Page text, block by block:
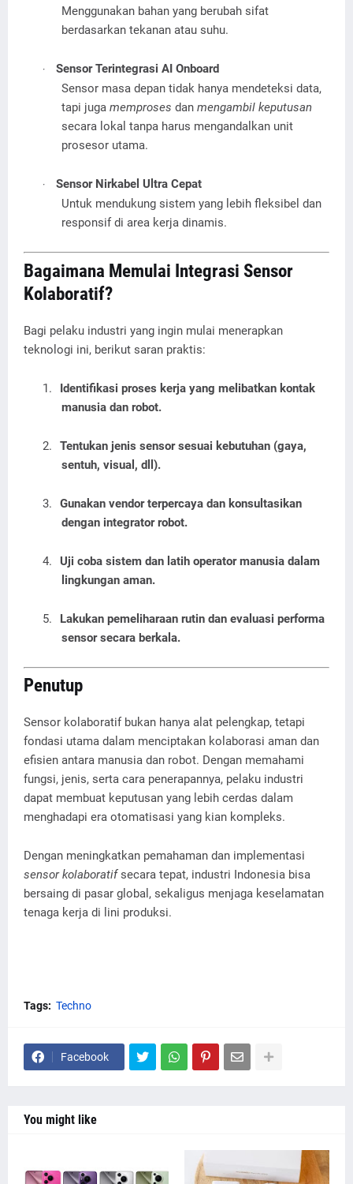
Menggunakan bahan yang berubah sifat
berdasarkan tekanan atau suhu.
·
Sensor Terintegrasi AI Onboard
Sensor masa depan tidak hanya mendeteksi data,
tapi juga memproses dan mengambil keputusan
secara lokal tanpa harus mengandalkan unit
prosesor utama.
·
Sensor Nirkabel Ultra Cepat
Untuk mendukung sistem yang lebih fleksibel dan
responsif di area kerja dinamis.
Bagaimana Memulai Integrasi Sensor
Kolaboratif?
Bagi pelaku industri yang ingin mulai menerapkan
teknologi ini, berikut saran praktis:
1.
Identifikasi proses kerja yang melibatkan kontak
manusia dan robot.
2.
Tentukan jenis sensor sesuai kebutuhan (gaya,
sentuh, visual, dll).
3.
Gunakan vendor terpercaya dan konsultasikan
dengan integrator robot.
4.
Uji coba sistem dan latih operator manusia dalam
lingkungan aman.
5.
Lakukan pemeliharaan rutin dan evaluasi performa
sensor secara berkala.
Penutup
Sensor kolaboratif bukan hanya alat pelengkap, tetapi
fondasi utama dalam menciptakan kolaborasi aman dan
efisien antara manusia dan robot. Dengan memahami
fungsi, jenis, serta cara penerapannya, pelaku industri
dapat membuat keputusan yang lebih cerdas dalam
menghadapi era otomatisasi yang kian kompleks.
Dengan meningkatkan pemahaman dan implementasi
sensor kolaboratifsecara tepat, industri Indonesia bisa
bersaing di pasar global, sekaligus menjaga keselamatan
tenaga kerja di lini produksi.
Tags: Techno
Facebook
You might like